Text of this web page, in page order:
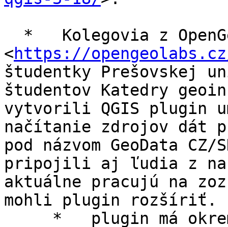
<https://
študentky Prešovskej
študentov Katedry
vytvorili QGIS plugin
načítanie zdrojov dát
pod názvom GeoData
pripojili aj ľudia z
aktuálne pracujú na
mohli plugin rozšíriť.